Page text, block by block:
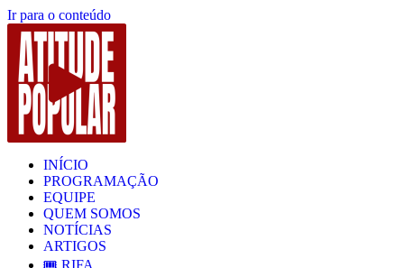
Ir para o conteúdo
INÍCIO
PROGRAMAÇÃO
EQUIPE
QUEM SOMOS
NOTÍCIAS
ARTIGOS
🎟️ RIFA